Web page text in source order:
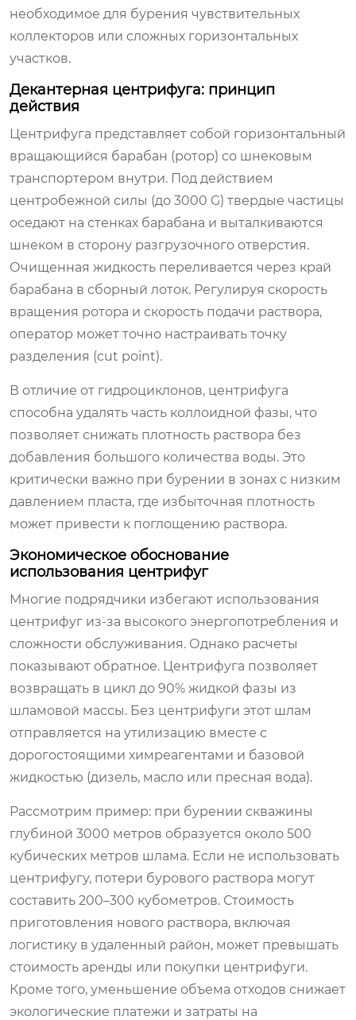
необходимое для бурения чувствительных
коллекторов или сложных горизонтальных
участков.
Декантерная центрифуга: принцип
действия
Центрифуга представляет собой горизонтальный
вращающийся барабан (ротор) со шнековым
транспортером внутри. Под действием
центробежной силы (до 3000 G) твердые частицы
оседают на стенках барабана и выталкиваются
шнеком в сторону разгрузочного отверстия.
Очищенная жидкость переливается через край
барабана в сборный лоток. Регулируя скорость
вращения ротора и скорость подачи раствора,
оператор может точно настраивать точку
разделения (cut point).
В отличие от гидроциклонов, центрифуга
способна удалять часть коллоидной фазы, что
позволяет снижать плотность раствора без
добавления большого количества воды. Это
критически важно при бурении в зонах с низким
давлением пласта, где избыточная плотность
может привести к поглощению раствора.
Экономическое обоснование
использования центрифуг
Многие подрядчики избегают использования
центрифуг из-за высокого энергопотребления и
сложности обслуживания. Однако расчеты
показывают обратное. Центрифуга позволяет
возвращать в цикл до 90% жидкой фазы из
шламовой массы. Без центрифуги этот шлам
отправляется на утилизацию вместе с
дорогостоящими химреагентами и базовой
жидкостью (дизель, масло или пресная вода).
Рассмотрим пример: при бурении скважины
глубиной 3000 метров образуется около 500
кубических метров шлама. Если не использовать
центрифугу, потери бурового раствора могут
составить 200–300 кубометров. Стоимость
приготовления нового раствора, включая
логистику в удаленный район, может превышать
стоимость аренды или покупки центрифуги.
Кроме того, уменьшение объема отходов снижает
экологические платежи и затраты на